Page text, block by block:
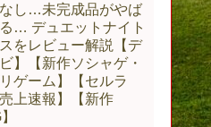
し…未完成品がやば
… デュエットナイト
をレビュー解説【デ
】【新作ソシャゲ・
ゲーム】【セルラ
上速報】【新作